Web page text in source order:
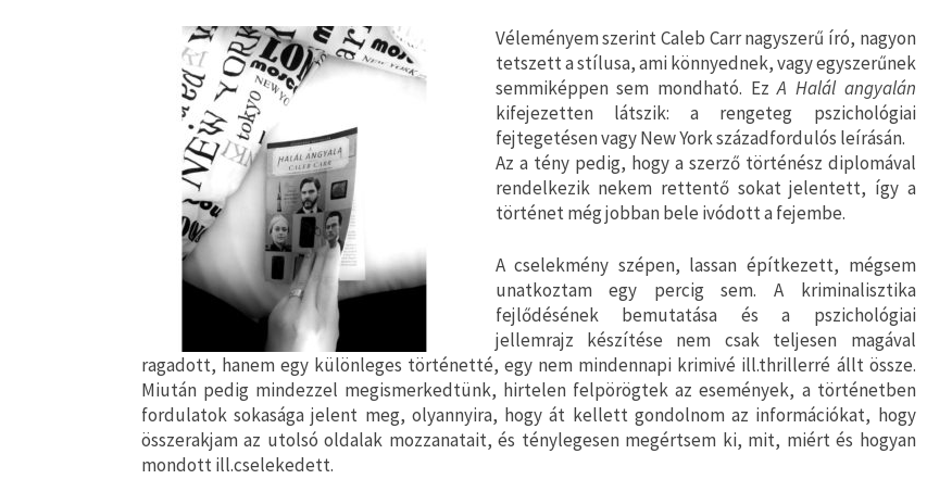
Véleményem szerint Caleb Carr nagyszerű író, nagyon
tetszett a stílusa, ami könnyednek, vagy egyszerűnek
semmiképpen sem mondható. EzA Halál angyalán
kifejezetten látszik: a rengeteg pszichológiai
fejtegetésen vagy New York századfordulós leírásán.
Az a tény pedig, hogy a szerző történész diplomával
rendelkezik nekem rettentő sokat jelentett, így a
történet még jobban bele ivódott a fejembe.
A cselekmény szépen, lassan építkezett, mégsem
unatkoztam egy percig sem. A kriminalisztika
fejlődésének bemutatása és a pszichológiai
jellemrajz készítése nem csak teljesen magával
ragadott, hanem egy különleges történetté, egy nem mindennapi krimivé ill.thrillerré állt össze.
Miután pedig mindezzel megismerkedtünk, hirtelen felpörögtek az események, a történetben
fordulatok sokasága jelent meg, olyannyira, hogy át kellett gondolnom az információkat, hogy
összerakjam az utolsó oldalak mozzanatait, és ténylegesen megértsem ki, mit, miért és hogyan
mondott ill.cselekedett.